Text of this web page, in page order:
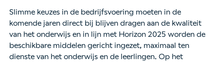
Slimme keuzes in de bedrijfsvoering moeten in de
komende jaren direct bij blijven dragen aan de kwaliteit
van het onderwijs en in lijn met Horizon 2025 worden de
beschikbare middelen gericht ingezet, maximaal ten
dienste van het onderwijs en de leerlingen. Op het